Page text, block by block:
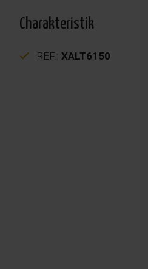
Charakteristik
REF.: XALT6150